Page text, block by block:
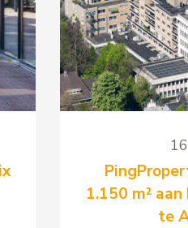
1.150 m²
te